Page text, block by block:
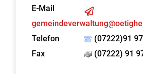
E-Mail
Telefon
(07222)91
Fax
(07222) 91